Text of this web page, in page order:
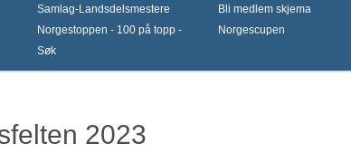
Samlag-Landsdelsmestere
Norgestoppen - 100 på topp -
Søk
Bli medlem skjema
Norgescupen
2023